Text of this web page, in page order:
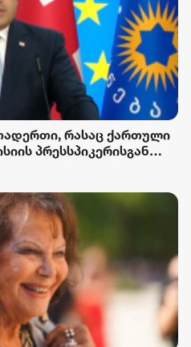
რასაც ქართული
პრესსპიკერისგან
დამხობის